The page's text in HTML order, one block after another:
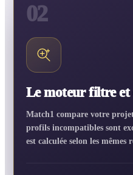
02
Le moteur filtre et
Match1 compare votre
profils incompatibles sont
est calculée selon les mêmes